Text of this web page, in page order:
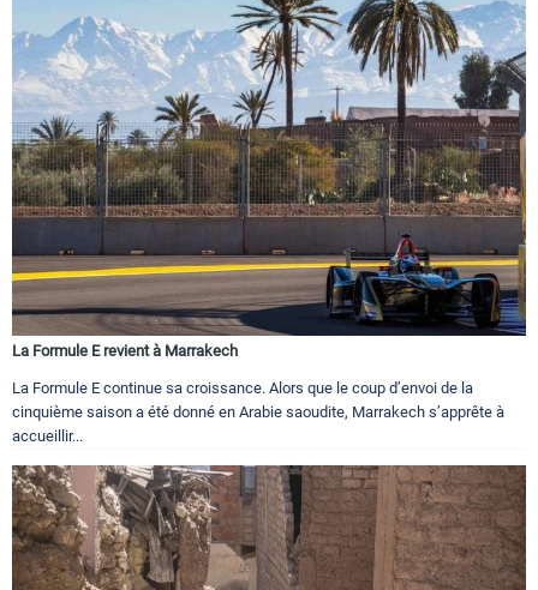
La Formule E revient à Marrakech
La Formule E continue sa croissance. Alors que le coup d’envoi de la
cinquième saison a été donné en Arabie saoudite, Marrakech s’apprête à
accueillir...